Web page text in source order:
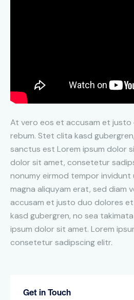
At vero eos et accusam et
rebum. Stet clita kasd
sanctus est Lorem ipsum dolor
dolor sit amet, consetetur
nonumy eirmod tempor
magna aliquyam erat, sed diam
accusam et justo duo dolores
kasd gubergren, no sea
ipsum dolor sit amet. Lorem
consetetur sadipscing elitr.
Get in Touch